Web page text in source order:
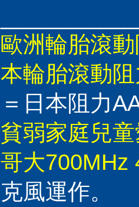
歐洲輪胎滾
本輪胎滾動
＝日本阻力
貧弱家庭兒
哥大700MHz
克風運作。